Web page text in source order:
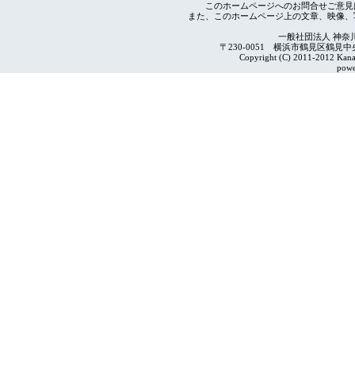
このホームページへのお問合せご意
また、このホームページ上の文章、映像
一般社団法人 神奈
〒230-0051 横浜市鶴見区鶴見
Copyright (C) 2011-2012